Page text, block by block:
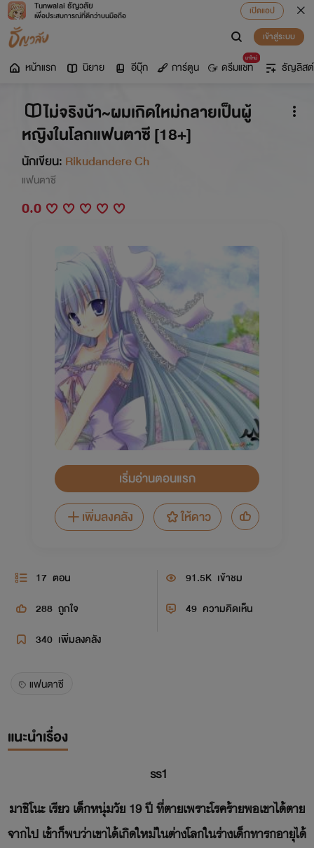
Tunwalai ธัญวลัย
เพื่อประสบการณ์ที่ดีกว่าบนมือถือ
เปิดแอป
เข้าสู่ระบบ
หน้าแรก นิยาย อีบุ๊ก การ์ตูน
มาใหม่
ดรีมแชท ธัญลิสต์
ไม่จริงน้า~ผมเกิดใหม่กลายเป็นผู้
หญิงในโลกแฟนตาซี [18+]
นักเขียน: Rikudandere Ch
แฟนตาซี
0.0
เริ่มอ่านตอนแรก
เพิ่มลงคลัง
ให้ดาว
17 ตอน 91.5K เข้าชม
288 ถูกใจ 49 ความคิดเห็น
340 เพิ่มลงคลัง
แฟนตาซี
แนะนำเรื่อง
ss1
มาชิโนะ เรียว เด็กหนุ่มวัย 19 ปี ที่ตายเพราะโรคร้ายพอเขาได้ตาย
จากไป เข้าก็พบว่าเขาได้เกิดใหม่ในต่างโลกในร่างเด็กทารกอายุได้